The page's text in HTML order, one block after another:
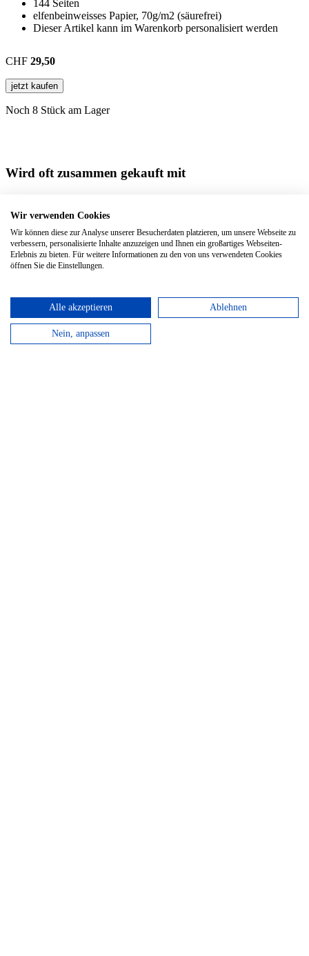
144 Seiten
elfenbeinweisses Papier, 70g/m2 (säurefrei)
Dieser Artikel kann im Warenkorb personalisiert werden
CHF 29,50
jetzt kaufen
Noch 8 Stück am Lager
Wird oft zusammen gekauft mit
Classic XLarge PlainHardcover, 19 x 25 cm | 192 Seiten
Pocket Ruled Sapphire BlueHardcover, 9 x 14 cm | 192 Seiten
Large Squared Sapphire Blue
Wir verwenden Cookies
Wir können diese zur Analyse unserer Besucherdaten platzieren, um unsere Webseite zu
verbessern, personalisierte Inhalte anzuzeigen und Ihnen ein großartiges Webseiten-
Erlebnis zu bieten. Für weitere Informationen zu den von uns verwendeten Cookies
öffnen Sie die Einstellungen.
Alle akzeptieren Ablehnen
Nein, anpassen